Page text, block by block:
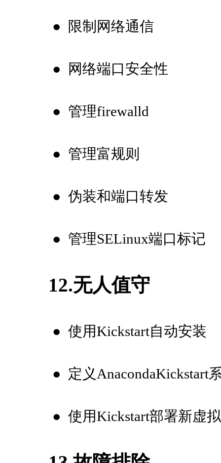
● 限制网络通信
● 网络端口安全性
● 管理firewalld
● 管理富规则
● 伪装和端口转发
● 管理SELinux端口标记
12.无人值守
● 使用Kickstart自动安装
● 定义AnacondaKickstart
● 使用Kickstart部署新虚